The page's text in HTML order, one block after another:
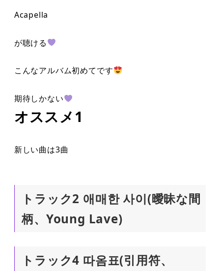
Acapella
が聴ける
こんなアルバム初めてです
期待しかない
オススメ1
新しい曲は3曲
トラック2 애매한 사이(曖昧な間
柄、Young Lave)
トラック4 따옴표(引用符、